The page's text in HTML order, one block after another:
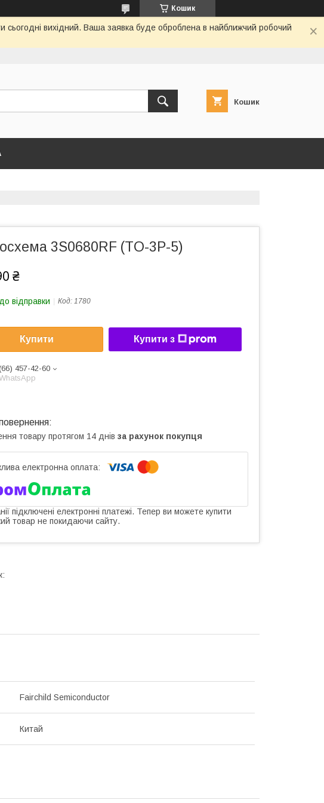
Кошик
сьогодні вихідний. Ваша заявка буде оброблена в найближчий робочий
Кошик
3S0680RF (TO-3P-5)
₴
відправки Код: 1780
Купити Купити з
457-42-60
товару протягом 14 днів за рахунок покупця
підключені електронні платежі. Тепер ви можете купити
товар не покидаючи сайту.
Fairchild Semiconductor
Китай